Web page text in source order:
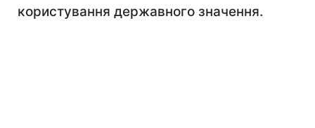
користування державного значення.